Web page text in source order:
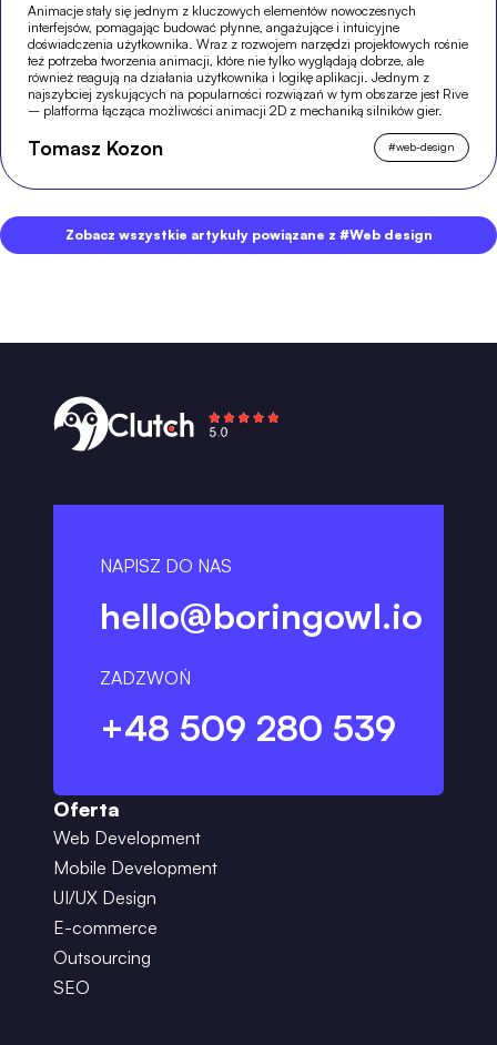
Animacje stały się jednym z kluczowych elementów nowoczesnych
interfejsów, pomagając budować płynne, angażujące i intuicyjne
doświadczenia użytkownika. Wraz z rozwojem narzędzi projektowych rośnie
też potrzeba tworzenia animacji, które nie tylko wyglądają dobrze, ale
również reagują na działania użytkownika i logikę aplikacji. Jednym z
najszybciej zyskujących na popularności rozwiązań w tym obszarze jest Rive
– platforma łącząca możliwości animacji 2D z mechaniką silników gier.
Tomasz Kozon #web-design
Zobacz wszystkie artykuły powiązane z #Web design
NAPISZ DO NAS
hello@boringowl.io
ZADZWOŃ
+48 509 280 539
Oferta
Web Development
Mobile Development
UI/UX Design
E-commerce
Outsourcing
SEO